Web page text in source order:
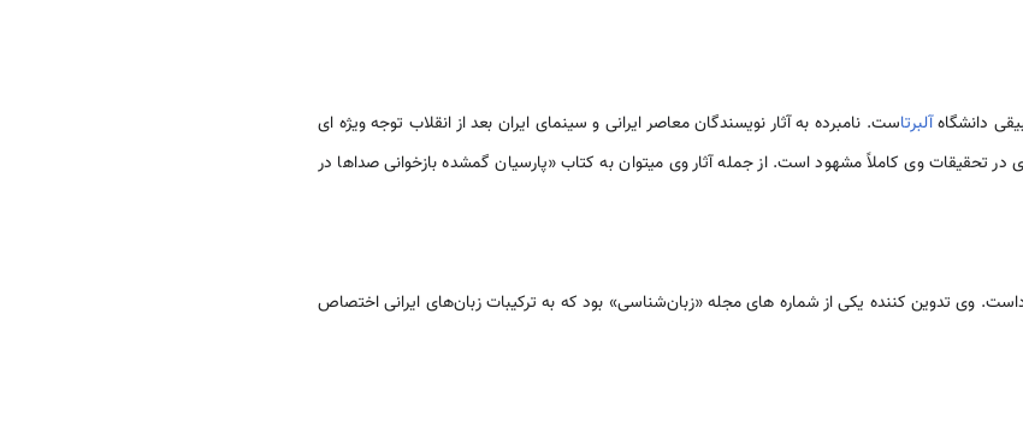
دانشگاهآلبرتاست. نامبرده به آثار نویسندگان معاصر ایرانی و سینمای ایران بعد از انقلاب توجه‏ ویژه ‏ای
وی کاملاً مشهود است. از جمله آثار وی‏ می‏توان به کتاب «پارسیان گمشده بازخوانی صداها در
وی تدوین ‏کننده یکی از شماره‏ های مجله «زبان‌شناسی» بود که به ترکیبات‏ زبان‌های ایرانی اختصاص